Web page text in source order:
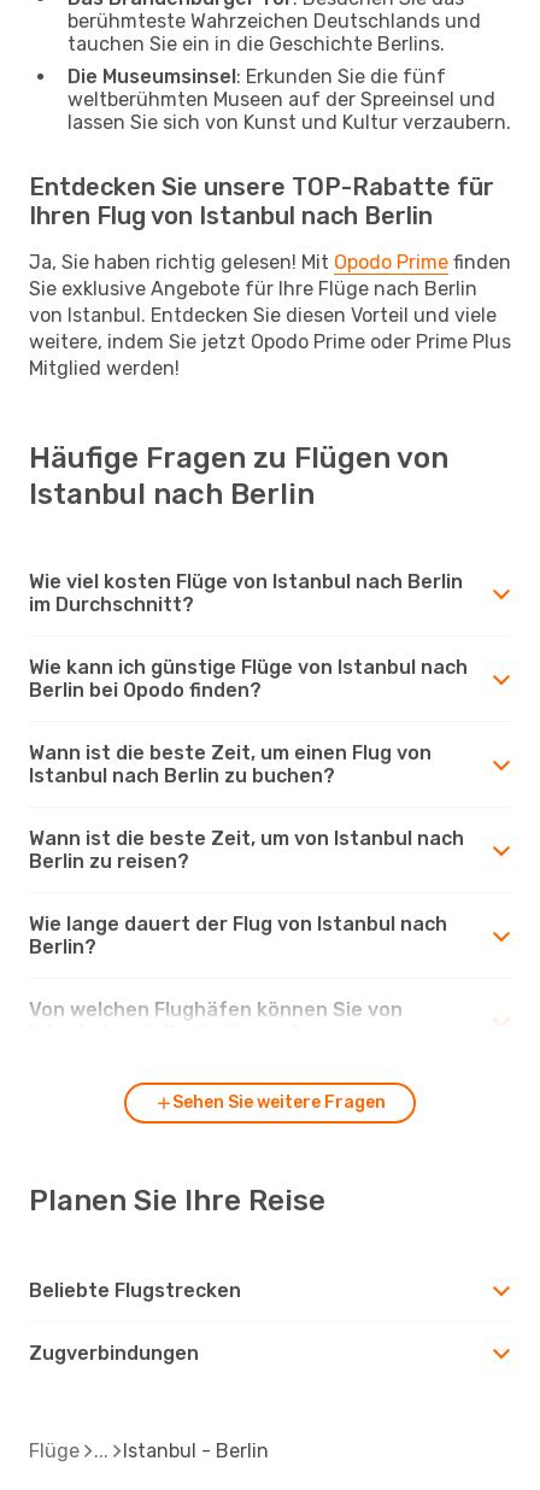
berühmteste Wahrzeichen Deutschlands und
tauchen Sie ein in die Geschichte Berlins.
Die Museumsinsel: Erkunden Sie die fünf
weltberühmten Museen auf der Spreeinsel und
lassen Sie sich von Kunst und Kultur verzaubern.
Entdecken Sie unsere TOP-Rabatte für
Ihren Flug von Istanbul nach Berlin
Ja, Sie haben richtig gelesen! Mit Opodo Prime finden
Sie exklusive Angebote für Ihre Flüge nach Berlin
von Istanbul. Entdecken Sie diesen Vorteil und viele
weitere, indem Sie jetzt Opodo Prime oder Prime Plus
Mitglied werden!
Häufige Fragen zu Flügen von
Istanbul nach Berlin
Wie viel kosten Flüge von Istanbul nach Berlin
im Durchschnitt?
Wie kann ich günstige Flüge von Istanbul nach
Berlin bei Opodo finden?
Wann ist die beste Zeit, um einen Flug von
Istanbul nach Berlin zu buchen?
Wann ist die beste Zeit, um von Istanbul nach
Berlin zu reisen?
Wie lange dauert der Flug von Istanbul nach
Berlin?
Von welchen Flughäfen können Sie von
Sehen Sie weitere Fragen
Planen Sie Ihre Reise
Beliebte Flugstrecken
Zugverbindungen
Flüge Istanbul - Berlin